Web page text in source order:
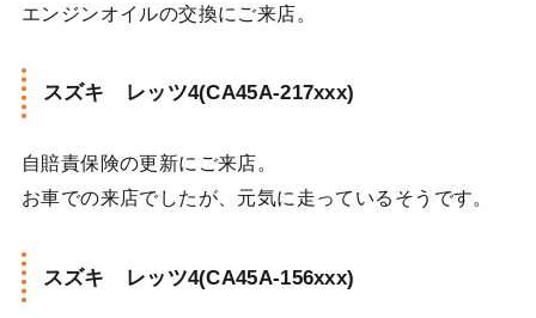
エンジンオイルの交換にご来店。
スズキ レッツ4(CA45A-217xxx)
自賠責保険の更新にご来店。
お車での来店でしたが、元気に走っているそうです。
スズキ レッツ4(CA45A-156xxx)